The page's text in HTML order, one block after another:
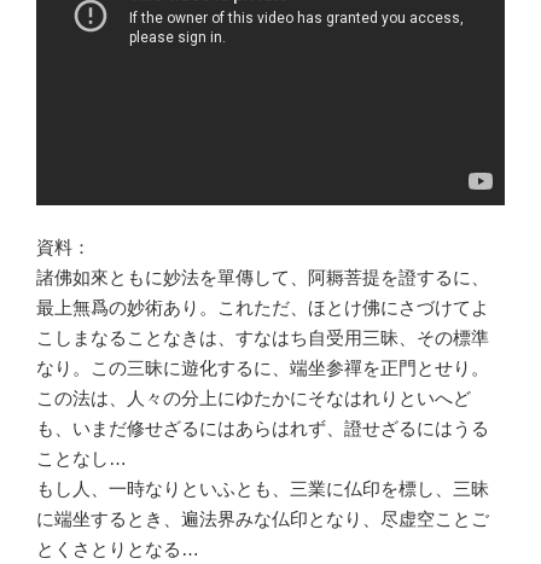
資料：
諸佛如來ともに妙法を單傳して、阿耨菩提を證するに、
最上無爲の妙術あり。これただ、ほとけ佛にさづけてよ
こしまなることなきは、すなはち自受用三昧、その標準
なり。この三昧に遊化するに、端坐参禪を正門とせり。
この法は、人々の分上にゆたかにそなはれりといへど
も、いまだ修せざるにはあらはれず、證せざるにはうる
ことなし…
もし人、一時なりといふとも、三業に仏印を標し、三昧
に端坐するとき、遍法界みな仏印となり、尽虚空ことご
とくさとりとなる…